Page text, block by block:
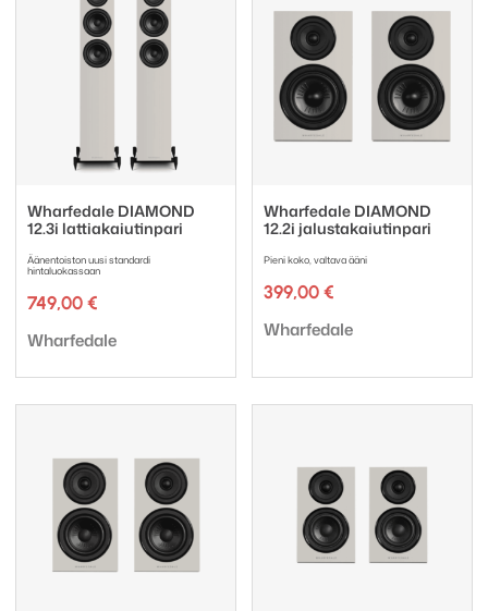
Wharfedale DIAMOND
12.3i lattiakaiutinpari
Äänentoiston uusi standardi
hintaluokassaan
749,00 €
Tuotemerkki:
Wharfedale
Wharfedale DIAMOND
12.2i jalustakaiutinpari
Pieni koko, valtava ääni
399,00 €
Tuotemerkki:
Wharfedale